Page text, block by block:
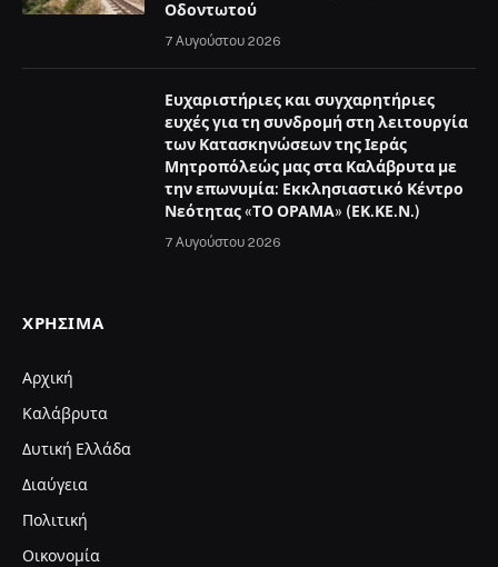
Οδοντωτού
7 Αυγούστου 2026
Ευχαριστήριες και συγχαρητήριες
ευχές για τη συνδρομή στη λειτουργία
των Κατασκηνώσεων της Ιεράς
Μητροπόλεώς μας στα Καλάβρυτα με
την επωνυμία: Εκκλησιαστικό Κέντρο
Νεότητας «ΤΟ ΟΡΑΜΑ» (ΕΚ.ΚΕ.Ν.)
7 Αυγούστου 2026
ΧΡΉΣΙΜΑ
Αρχική
Καλάβρυτα
Δυτική Ελλάδα
Διαύγεια
Πολιτική
Οικονομία